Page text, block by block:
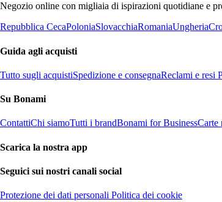
Negozio online con migliaia di ispirazioni quotidiane e
Repubblica CecaPoloniaSlovacchiaRomaniaUngheria
Guida agli acquisti
Tutto sugli acquistiSpedizione e consegnaReclami e resi
Su Bonami
ContattiChi siamoTutti i brandBonami for BusinessCarte
Scarica la nostra app
Seguici sui nostri canali social
Protezione dei dati personali Politica dei cookie